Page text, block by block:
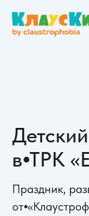
в⦁ТРК
Праздник,